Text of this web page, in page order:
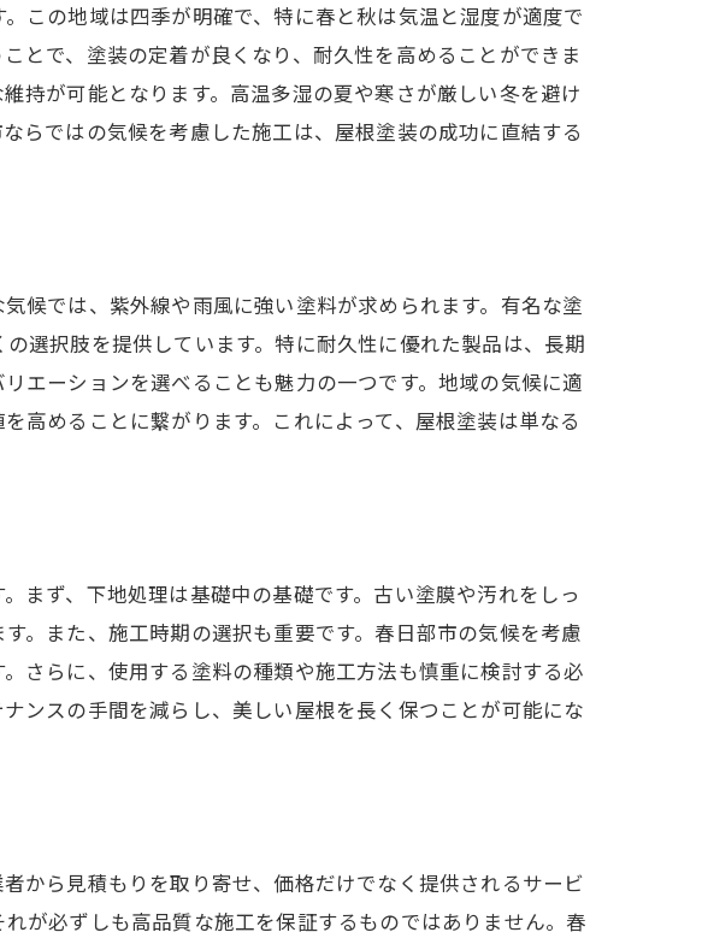
この地域は四季が明確で、特に春と秋は気温と湿度が適度で
とで、塗装の定着が良くなり、耐久性を高めることができま
持が可能となります。高温多湿の夏や寒さが厳しい冬を避け
らではの気候を考慮した施工は、屋根塗装の成功に直結する
候では、紫外線や雨風に強い塗料が求められます。有名な塗
選択肢を提供しています。特に耐久性に優れた製品は、長期
エーションを選べることも魅力の一つです。地域の気候に適
高めることに繋がります。これによって、屋根塗装は単なる
まず、下地処理は基礎中の基礎です。古い塗膜や汚れをしっ
。また、施工時期の選択も重要です。春日部市の気候を考慮
さらに、使用する塗料の種類や施工方法も慎重に検討する必
ンスの手間を減らし、美しい屋根を長く保つことが可能にな
から見積もりを取り寄せ、価格だけでなく提供されるサービ
が必ずしも高品質な施工を保証するものではありません。春